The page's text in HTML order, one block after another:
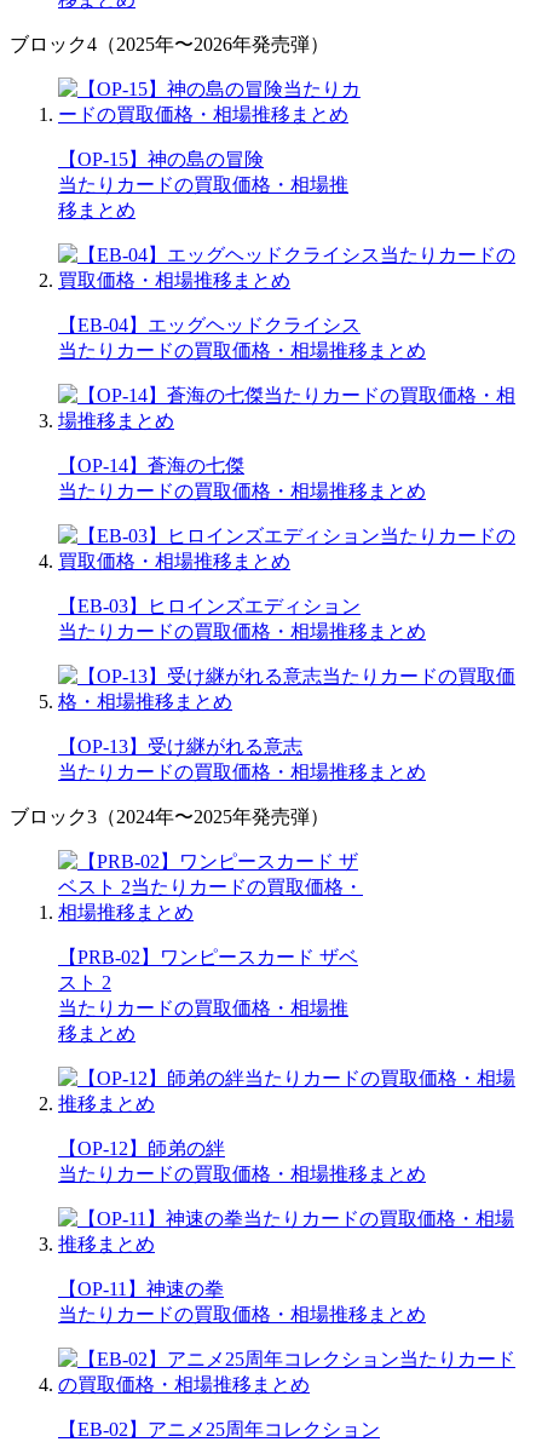
ブロック4（2025年〜2026年発売弾）
【OP-15】神の島の冒険
当たりカードの買取価格・相場推
移まとめ
【EB-04】エッグヘッドクライシス
当たりカードの買取価格・相場推移まとめ
【OP-14】蒼海の七傑
当たりカードの買取価格・相場推移まとめ
【EB-03】ヒロインズエディション
当たりカードの買取価格・相場推移まとめ
【OP-13】受け継がれる意志
当たりカードの買取価格・相場推移まとめ
ブロック3（2024年〜2025年発売弾）
【PRB-02】ワンピースカード ザベ
スト 2
当たりカードの買取価格・相場推
移まとめ
【OP-12】師弟の絆
当たりカードの買取価格・相場推移まとめ
【OP-11】神速の拳
当たりカードの買取価格・相場推移まとめ
【EB-02】アニメ25周年コレクション